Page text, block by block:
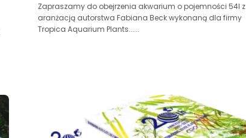
Zapraszamy do obejrzenia akwarium o pojemności 54l z
aranżacją autorstwa Fabiana Beck wykonaną dla firmy
Tropica Aquarium Plants......